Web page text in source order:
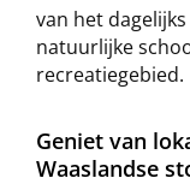
van het
natuurlijke
recreatiegebied.
Geniet van
Waaslandse